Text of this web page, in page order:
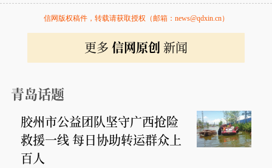
信网版权稿件，转载请获取授权（邮箱：news@qdxin.cn）
更多 信网原创 新闻
青岛话题
胶州市公益团队坚守广西抢险
救援一线 每日协助转运群众上
百人